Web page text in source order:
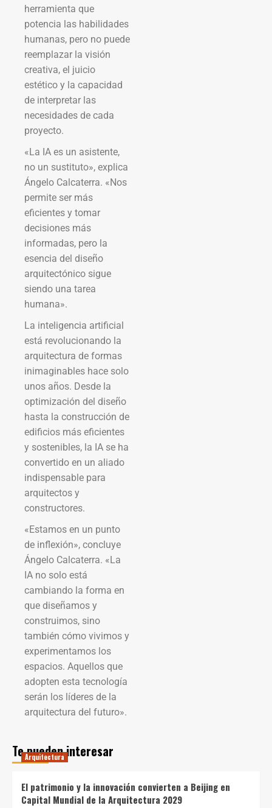
herramienta que
potencia las habilidades
humanas, pero no puede
reemplazar la visión
creativa, el juicio
estético y la capacidad
de interpretar las
necesidades de cada
proyecto.
«La IA es un asistente,
no un sustituto», explica
Ángelo Calcaterra. «Nos
permite ser más
eficientes y tomar
decisiones más
informadas, pero la
esencia del diseño
arquitectónico sigue
siendo una tarea
humana».
La inteligencia artificial
está revolucionando la
arquitectura de formas
inimaginables hace solo
unos años. Desde la
optimización del diseño
hasta la construcción de
edificios más eficientes
y sostenibles, la IA se ha
convertido en un aliado
indispensable para
arquitectos y
constructores.
«Estamos en un punto
de inflexión», concluye
Ángelo Calcaterra. «La
IA no solo está
cambiando la forma en
que diseñamos y
construimos, sino
también cómo vivimos y
experimentamos los
espacios. Aquellos que
adopten esta tecnología
serán los líderes de la
arquitectura del futuro».
Te pueden interesar
Arquitectura
El patrimonio y la innovación convierten a Beijing en
Capital Mundial de la Arquitectura 2029